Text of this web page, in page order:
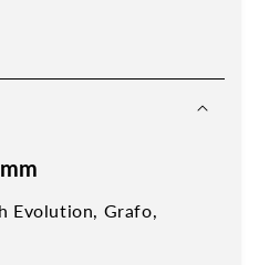
Evolution, Grafo,